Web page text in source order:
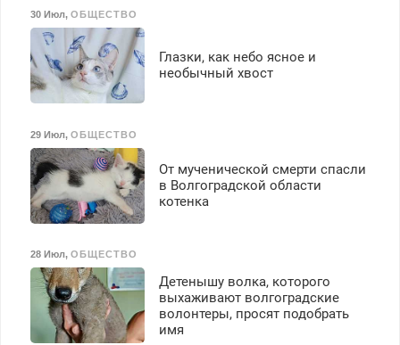
30 Июл, ОБЩЕСТВО
Глазки, как небо ясное и
необычный хвост
29 Июл, ОБЩЕСТВО
От мученической смерти спасли
в Волгоградской области
котенка
28 Июл, ОБЩЕСТВО
Детенышу волка, которого
выхаживают волгоградские
волонтеры, просят подобрать
имя